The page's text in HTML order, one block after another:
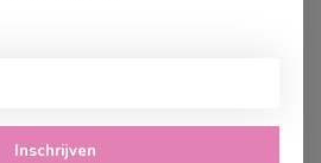
Inschrijven